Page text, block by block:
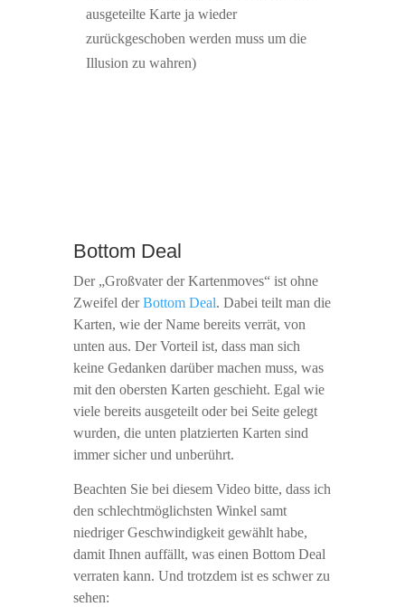
ausgeteilte Karte ja wieder
zurückgeschoben werden muss um die
Illusion zu wahren)
Bottom Deal
Der „Großvater der Kartenmoves“ ist ohne
Zweifel derBottom Deal. Dabei teilt man die
Karten, wie der Name bereits verrät, von
unten aus. Der Vorteil ist, dass man sich
keine Gedanken darüber machen muss, was
mit den obersten Karten geschieht. Egal wie
viele bereits ausgeteilt oder bei Seite gelegt
wurden, die unten platzierten Karten sind
immer sicher und unberührt.
Beachten Sie bei diesem Video bitte, dass ich
den schlechtmöglichsten Winkel samt
niedriger Geschwindigkeit gewählt habe,
damit Ihnen auffällt, was einen Bottom Deal
verraten kann. Und trotzdem ist es schwer zu
sehen: